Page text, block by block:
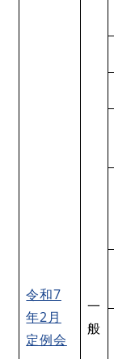
令和7
年2月
定例会
一
般